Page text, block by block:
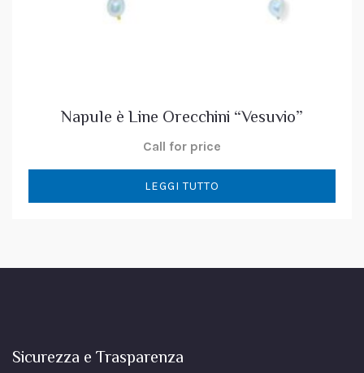
Napule è Line Orecchini “Vesuvio”
Call for price
LEGGI TUTTO
Sicurezza e Trasparenza